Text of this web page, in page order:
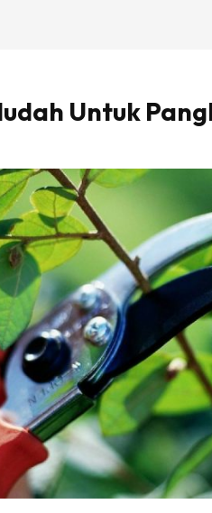
Buletin
Inspirasi
Bilik Air
Bilik Tidur
Ruang Makan
Ruang Tamu
Direktori
Interior Design
Landskap
Bilik Air
Untuk